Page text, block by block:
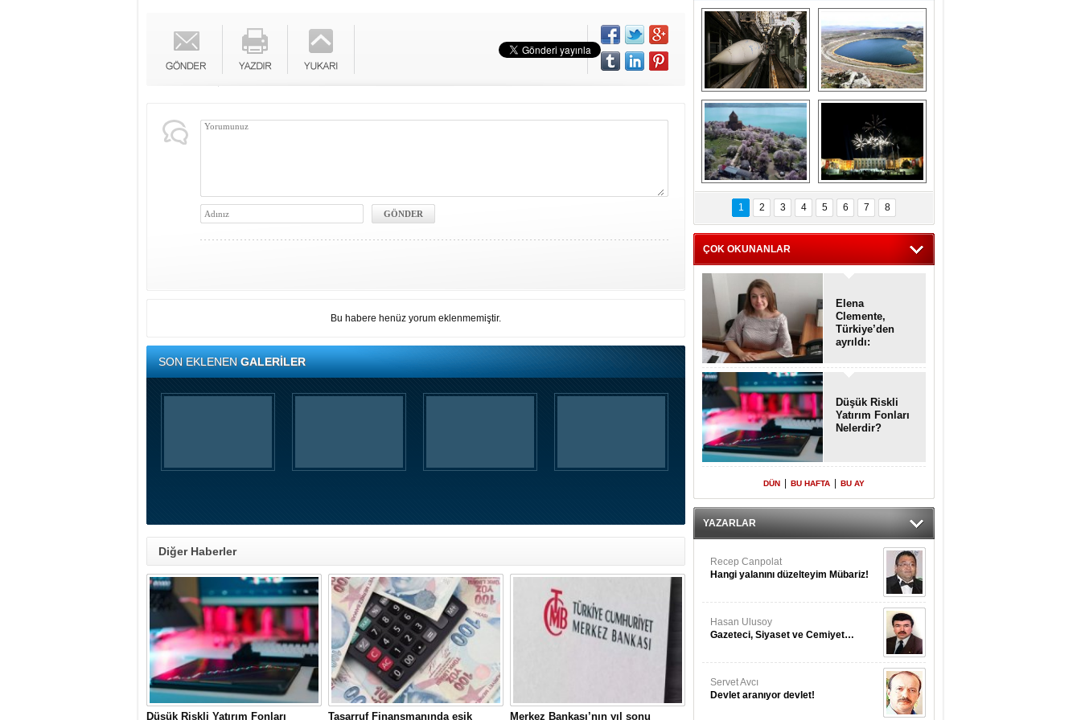
Bu habere henüz yorum eklenmemiştir.
SON EKLENENGALERİLER
Diğer Haberler
Düşük Riskli Yatırım Fonları
Tasarruf Finansmanında eşik
Merkez Bankası’nın yıl sonu
Askeri gemi
mezarlığındaki terk
edilmiş gemilerin
etkileyici
görüntüleri
Kapadokya'nın
ilkbaharda bir başka
güzel
Ziyaretçisiz kalan
Akdamar Adası
badem çiçekleri ile
görsel bir güzellik
Haftanın
fotoğrafları
1 2 3 4 5 6 7 8
ÇOK OKUNANLAR
Elena
Clemente,
Türkiye’den
ayrıldı:
Enkaz!
Düşük Riskli
Yatırım Fonları
Nelerdir?
DÜN BU HAFTA BU AY
YAZARLAR
Recep Canpolat
Hangi yalanını düzelteyim Mübariz!
Hasan Ulusoy
Gazeteci, Siyaset ve Cemiyet…
Servet Avcı
Devlet aranıyor devlet!